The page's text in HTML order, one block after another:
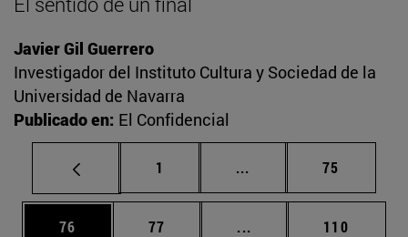
Javier Gil Guerrero
Investigador del Instituto Cultura y Sociedad de la
Universidad de Navarra
Publicado en: El Confidencial
Página
1 ... Páginas intermedias
Página
75
Página
76 Página
77 ... Páginas intermedias
Página
110